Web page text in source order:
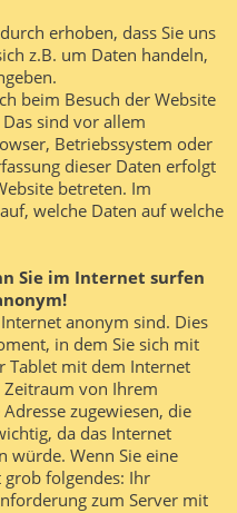
erhoben, dass Sie uns
z.B. um Daten handeln,
beim Besuch der Website
sind vor allem
Betriebssystem oder
dieser Daten erfolgt
betreten. Im
welche Daten auf welche
Sie im Internet surfen
anonym sind. Dies
in dem Sie sich mit
Tablet mit dem Internet
von Ihrem
zugewiesen, die
da das Internet
würde. Wenn Sie eine
grob folgendes: Ihr
zum Server mit